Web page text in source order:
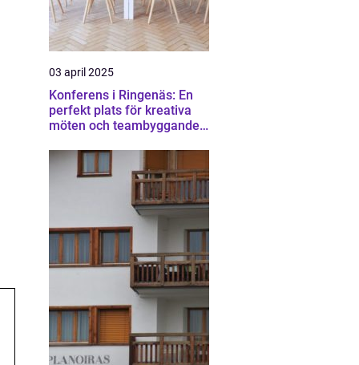
03 april 2025
Konferens i Ringenäs: En
perfekt plats för kreativa
möten och teambyggande